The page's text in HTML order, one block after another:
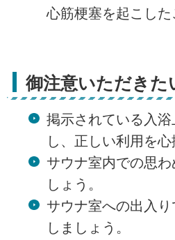
心筋梗塞を起こした
御注意いただきた
掲示されている入
し、正しい利用を心
サウナ室内での思
しょう。
サウナ室への出入
しましょう。